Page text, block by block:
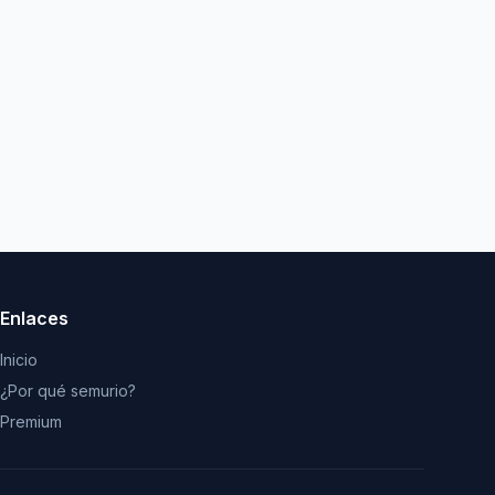
Enlaces
Inicio
¿Por qué semurio?
Premium